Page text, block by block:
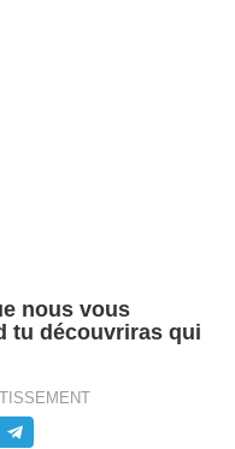
nous vous
tu découvriras qui